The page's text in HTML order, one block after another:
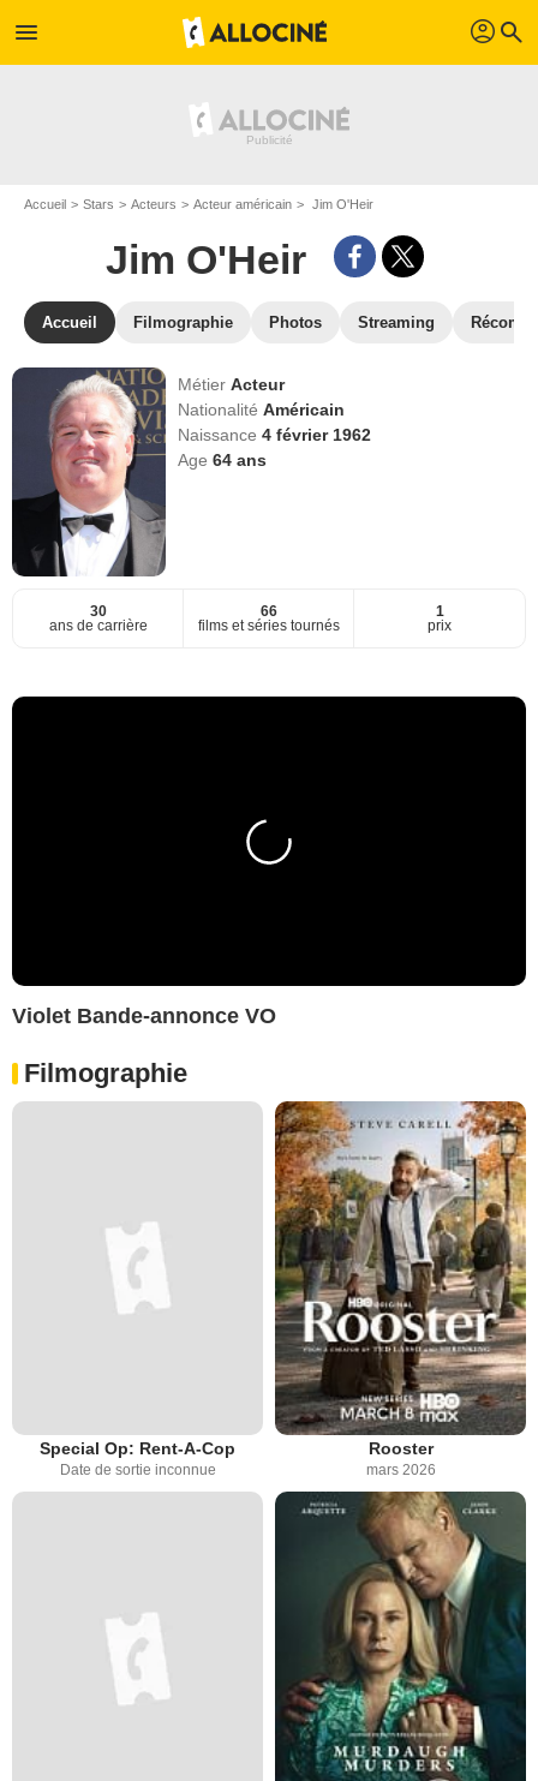
menu profil search
Accueil Stars Acteurs Acteur américain Jim O'Heir
Jim O'Heir
Accueil Filmographie Photos Streaming
MétierActeur
NationalitéAméricain
Naissance4 février 1962
Age64 ans
30
ans de carrière
66
films et séries tournés
1
prix
Violet Bande-annonce VO
Filmographie
Special Op: Rent-A-Cop
Date de sortie inconnue
Rooster
mars 2026